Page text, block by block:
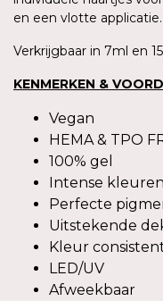
en een vlotte applicatie.
Verkrijgbaar in 7ml en
KENMERKEN &
Vegan
HEMA & TPO
100% gel
Intense kleuren
Perfecte
Uitstekende
Kleur
LED/UV
Afweekbaar